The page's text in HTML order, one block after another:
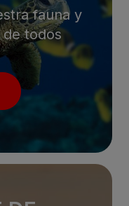
fauna y
todos